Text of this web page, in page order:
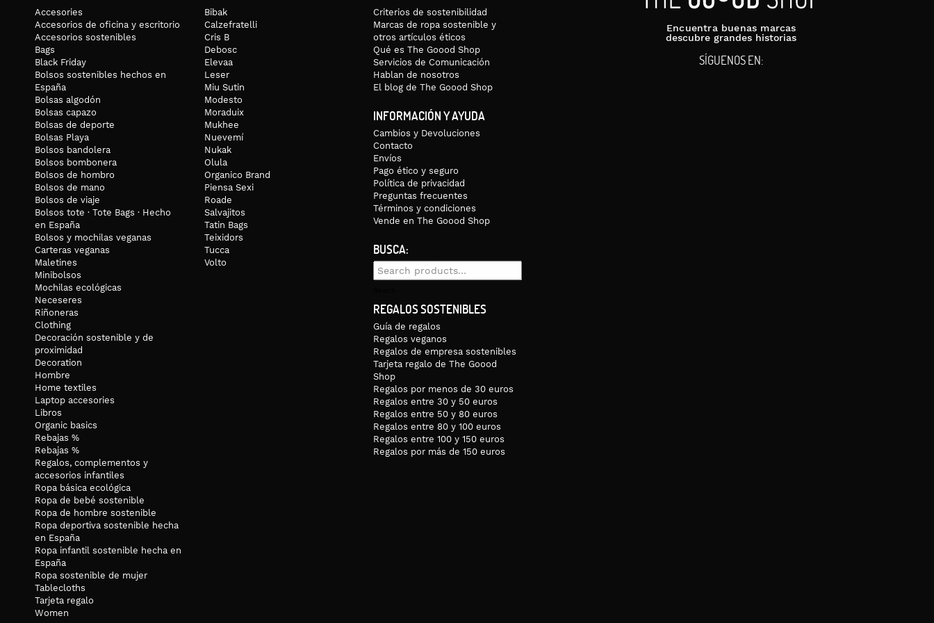
Accesories
Accesorios de oficina y escritorio
Accesorios sostenibles
Bags
Black Friday
Bolsos sostenibles hechos en
España
Bolsas algodón
Bolsas capazo
Bolsas de deporte
Bolsas Playa
Bolsos bandolera
Bolsos bombonera
Bolsos de hombro
Bolsos de mano
Bolsos de viaje
Bolsos tote · Tote Bags · Hecho
en España
Bolsos y mochilas veganas
Carteras veganas
Maletines
Minibolsos
Mochilas ecológicas
Neceseres
Riñoneras
Clothing
Decoración sostenible y de
proximidad
Decoration
Hombre
Home textiles
Laptop accesories
Libros
Organic basics
Rebajas %
Rebajas %
Regalos, complementos y
accesorios infantiles
Ropa básica ecológica
Ropa de bebé sostenible
Ropa de hombre sostenible
Ropa deportiva sostenible hecha
en España
Ropa infantil sostenible hecha en
España
Ropa sostenible de mujer
Tablecloths
Tarjeta regalo
Women
Bibak
Calzefratelli
Cris B
Debosc
Elevaa
Leser
Miu Sutin
Modesto
Moraduix
Mukhee
Nuevemí
Nukak
Olula
Organico Brand
Piensa Sexi
Roade
Salvajitos
Tatin Bags
Teixidors
Tucca
Volto
Criterios de sostenibilidad
Marcas de ropa sostenible y
otros artículos éticos
Qué es The Goood Shop
Servicios de Comunicación
Hablan de nosotros
El blog de The Goood Shop
INFORMACIÓN Y AYUDA
Cambios y Devoluciones
Contacto
Envíos
Pago ético y seguro
Política de privacidad
Preguntas frecuentes
Términos y condiciones
Vende en The Goood Shop
BUSCA:
Search
REGALOS SOSTENIBLES
Guía de regalos
Regalos veganos
Regalos de empresa sostenibles
Tarjeta regalo de The Goood
Shop
Regalos por menos de 30 euros
Regalos entre 30 y 50 euros
Regalos entre 50 y 80 euros
Regalos entre 80 y 100 euros
Regalos entre 100 y 150 euros
Regalos por más de 150 euros
Encuentra buenas marcas
descubre grandes historias
SÍGUENOS EN: